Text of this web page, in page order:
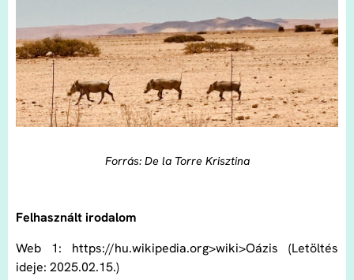
Forrás: De la Torre Krisztina
Felhasznált irodalom
Web 1: https://hu.wikipedia.org>wiki>Oázis (Letöltés
ideje: 2025.02.15.)